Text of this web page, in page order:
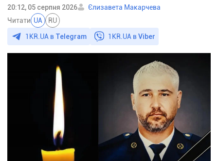
20:12, 05 серпня 2026
Єлизавета Макарчева
Читати UA RU
1KR.UA в Telegram 1KR.UA вViber